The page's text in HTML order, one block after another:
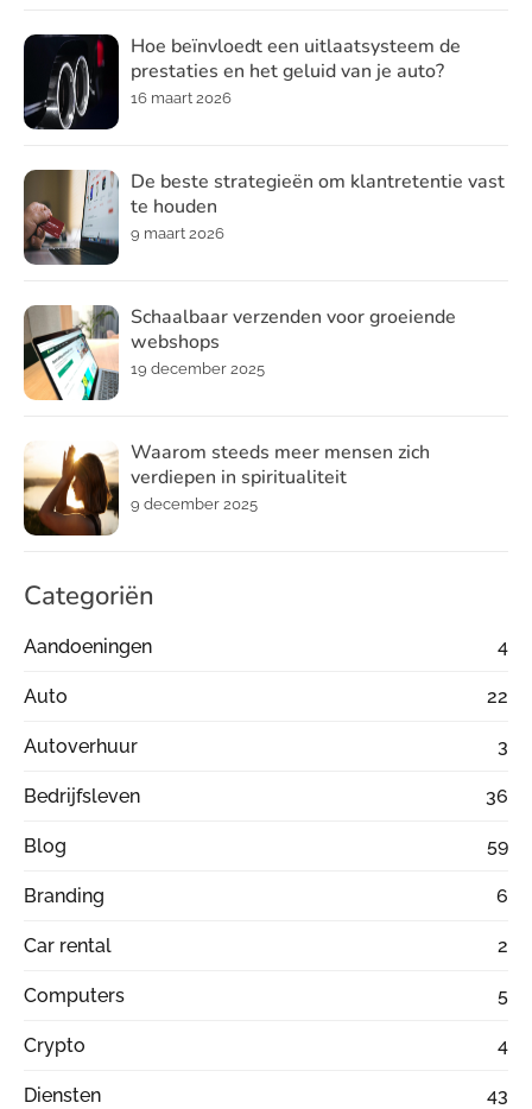
Hoe beïnvloedt een uitlaatsysteem de
prestaties en het geluid van je auto?
16 maart 2026
De beste strategieën om klantretentie vast
te houden
9 maart 2026
Schaalbaar verzenden voor groeiende
webshops
19 december 2025
Waarom steeds meer mensen zich
verdiepen in spiritualiteit
9 december 2025
Categoriën
Aandoeningen 4
Auto 22
Autoverhuur 3
Bedrijfsleven 36
Blog 59
Branding 6
Car rental 2
Computers 5
Crypto 4
Diensten 43